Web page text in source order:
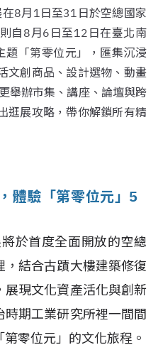
8月1日至31日於空總國家
自8月6日至12日在臺北南
題「第零位元」，匯集沉浸
文創商品、設計選物、動畫
舉辦市集、講座、論壇與跨
逛展攻略，帶你解鎖所有精
體驗「第零位元」5
於首度全面開放的空總
結合古蹟大樓建築修復
現文化資產活化與創新
期工業研究所裡一間間
零位元」的文化旅程。